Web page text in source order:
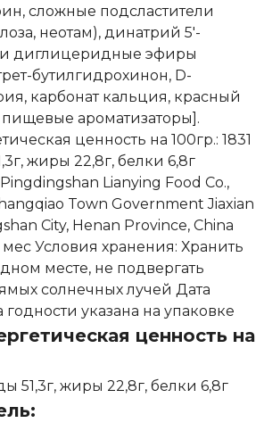
сложные подсластители
неотам), динатрий 5'-
и диглицеридные эфиры
бутилгидрохинон, D-
карбонат кальция, красный
ароматизаторы].
ценность на 100гр.: 1831
жиры 22,8г, белки 6,8г
Lianying Food Co.,
Town Government Jiaxian
City, Henan Province, China
Условия хранения: Хранить
месте, не подвергать
солнечных лучей Дата
указана на упаковке
ценность на
51,3г, жиры 22,8г, белки 6,8г